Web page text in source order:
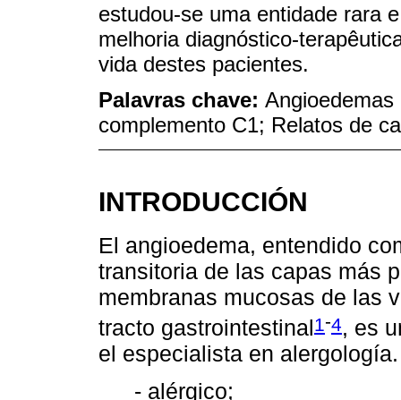
estudou-se uma entidade rara
melhoria diagnóstico-
vida destes pacientes.
Palavras chave:
complemento C1; Relatos de
INTRODUCCIÓN
El angioedema, entendido
transitoria de las capas más
membranas mucosas de las
tracto gastrointestinal1 -4, es
el especialista en
- alérgico;